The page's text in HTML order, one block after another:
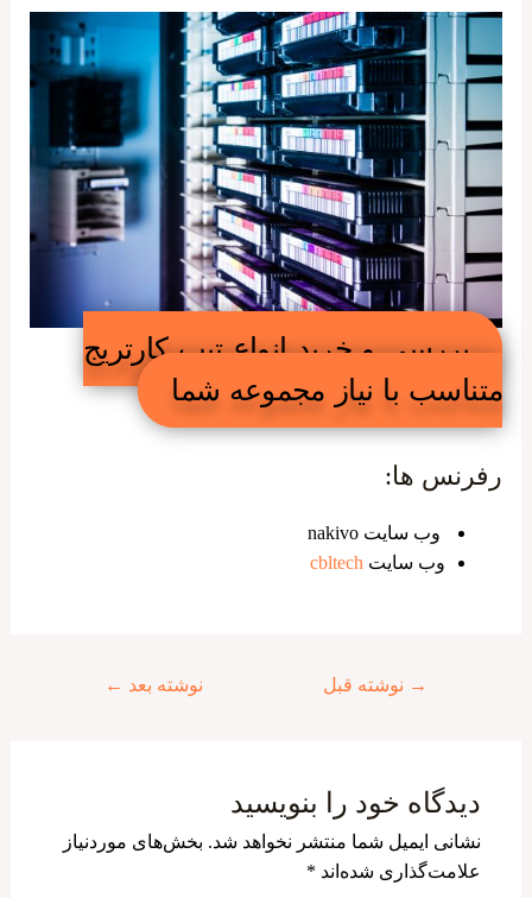
بررسی و خرید انواع تیپ کارتریج
متناسب با نیاز مجموعه شما
رفرنس ها:
وب سایت nakivo
وب سایت cbltech
→ نوشته قبل نوشته بعد ←
دیدگاه‌ خود را بنویسید
نشانی ایمیل شما منتشر نخواهد شد. بخش‌های موردنیاز
علامت‌گذاری شده‌اند *